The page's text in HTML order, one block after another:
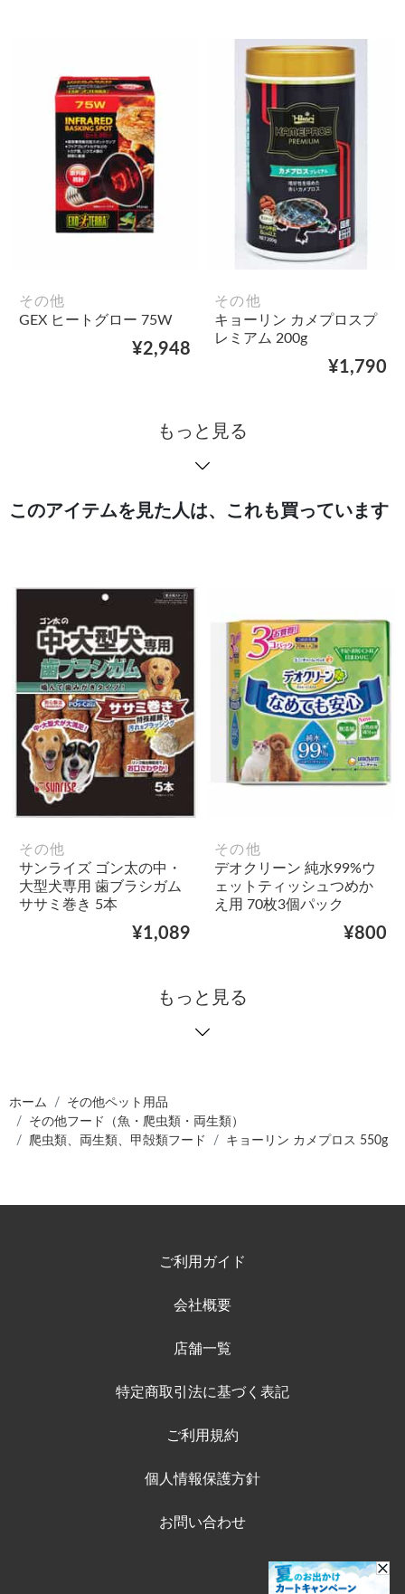
その他
GEX ヒートグロー 75W
¥2,948
その他
キョーリン カメプロスプ
レミアム 200g
¥1,790
もっと見る
このアイテムを見た人は、これも買っています
その他
サンライズ ゴン太の中・
大型犬専用 歯ブラシガム
ササミ巻き 5本
¥1,089
その他
デオクリーン 純水99%ウ
ェットティッシュつめか
え用 70枚3個パック
¥800
もっと見る
ホーム
その他ペット用品
その他フード（魚・爬虫類・両生類）
爬虫類、両生類、甲殻類フード
キョーリン カメプロス 550g
ご利用ガイド
会社概要
店舗一覧
特定商取引法に基づく表記
ご利用規約
個人情報保護方針
お問い合わせ